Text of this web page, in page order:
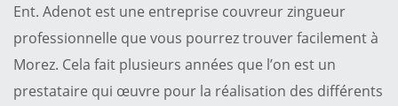
Ent. Adenot est une entreprise couvreur zingueur
professionnelle que vous pourrez trouver facilement à
Morez. Cela fait plusieurs années que l’on est un
prestataire qui œuvre pour la réalisation des différents